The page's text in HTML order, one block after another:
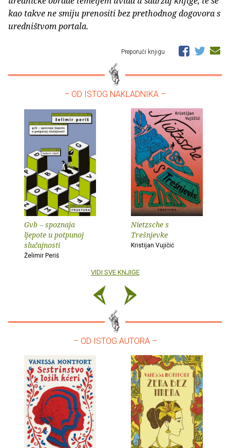
kao takve ne smiju prenositi bez prethodnog dogovora s
uredništvom portala.
Preporuči knjigu
– OD ISTOG NAKLADNIKA –
Gvb – spoznaja
ljepote u potpunoj
slučajnosti
Želimir Periš
Nietzsche s
Trešnjevke
Kristijan Vujičić
VIDI SVE KNJIGE
– OD ISTOG AUTORA –